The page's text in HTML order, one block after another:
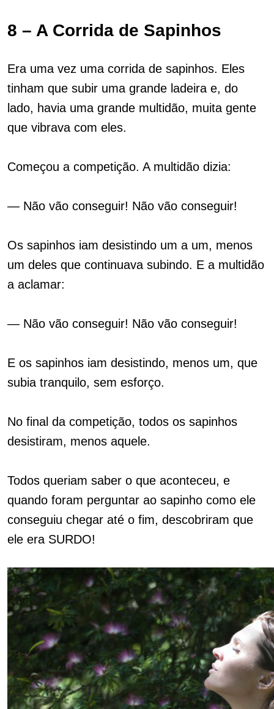
8 – A Corrida de Sapinhos
Era uma vez uma corrida de sapinhos. Eles
tinham que subir uma grande ladeira e, do
lado, havia uma grande multidão, muita gente
que vibrava com eles.
Começou a competição. A multidão dizia:
— Não vão conseguir! Não vão conseguir!
Os sapinhos iam desistindo um a um, menos
um deles que continuava subindo. E a multidão
a aclamar:
— Não vão conseguir! Não vão conseguir!
E os sapinhos iam desistindo, menos um, que
subia tranquilo, sem esforço.
No final da competição, todos os sapinhos
desistiram, menos aquele.
Todos queriam saber o que aconteceu, e
quando foram perguntar ao sapinho como ele
conseguiu chegar até o fim, descobriram que
ele era SURDO!